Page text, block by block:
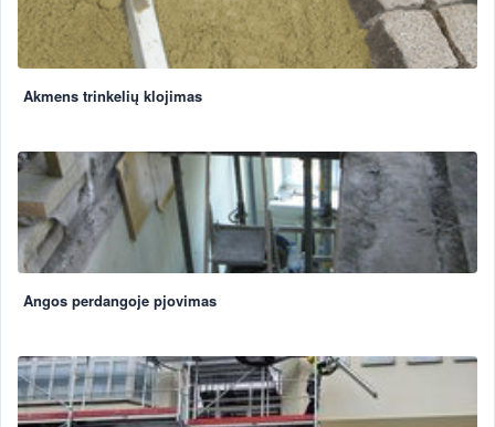
Akmens trinkelių klojimas
Angos perdangoje pjovimas